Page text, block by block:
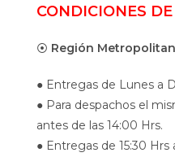
CONDICIONES
⦿ Región
● Entregas de Lunes a
● Para despachos el
antes de las 14:00 Hrs.
● Entregas de 15:30 Hrs